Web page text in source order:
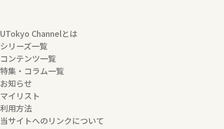
UTokyo Channelとは
シリーズ一覧
コンテンツ一覧
特集・コラム一覧
お知らせ
マイリスト
利用方法
当サイトへのリンクについて